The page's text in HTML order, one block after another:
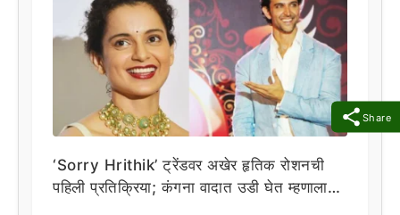
Share
‘Sorry Hrithik’ ट्रेंडवर अखेर हृतिक रोशनची
पहिली प्रतिक्रिया; कंगना वादात उडी घेत म्हणाला…